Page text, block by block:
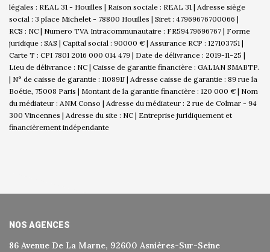
légales : REAL 31 - Houilles | Raison sociale : REAL 31 | Adresse siège
social : 3 place Michelet - 78800 Houilles | Siret : 47969676700066 |
RCS : NC | Numero TVA Intracommunautaire : FR59479696767 | Forme
juridique : SAS | Capital social : 90000 € | Assurance RCP : 127103751 |
Carte T : CPI 7801 2016 000 014 479 | Date de délivrance : 2019-11-25 |
Lieu de délivrance : NC | Caisse de garantie financière : GALIAN SMABTP.
| N° de caisse de garantie : 110891J | Adresse caisse de garantie : 89 rue la
Boétie, 75008 Paris | Montant de la garantie financière : 120 000 € | Nom
du médiateur : ANM Conso | Adresse du médiateur : 2 rue de Colmar - 94
300 Vincennes | Adresse du site : NC | Entreprise juridiquement et
financièrement indépendante
NOS AGENCES
86 Avenue De La Marne, 92600 Asnières-Sur-Seine